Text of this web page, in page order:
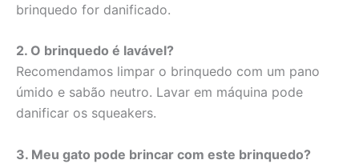
brinquedo for danificado.
2. O brinquedo é lavável?
Recomendamos limpar o brinquedo com um pano
úmido e sabão neutro. Lavar em máquina pode
danificar os squeakers.
3. Meu gato pode brincar com este brinquedo?